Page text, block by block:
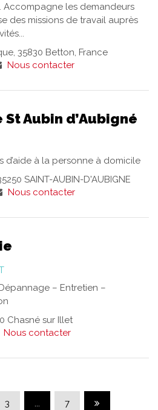
Accompagne les demandeurs
des missions de travail auprès
35830 Betton, France
Nous contacter
St Aubin d’Aubigné
d’aide à la personne à domicile
SAINT-AUBIN-D'AUBIGNE
Nous contacter
– Entretien –
Chasné sur Illet
Nous contacter
3 ... 7 Page suivante